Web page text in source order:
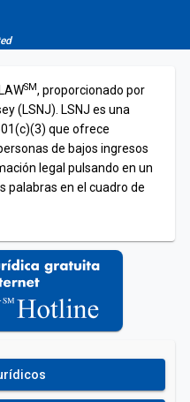
SM, proporcionado por
(LSNJ). LSNJ es una
que ofrece
de bajos ingresos
legal pulsando en un
palabras en el cuadro de